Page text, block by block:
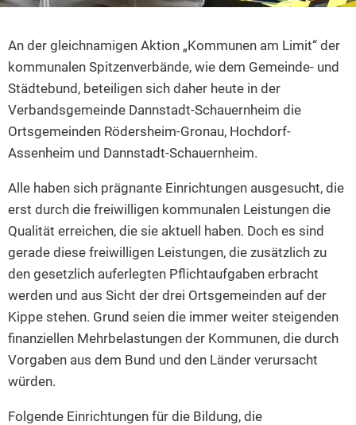
An der gleichnamigen Aktion „Kommunen am Limit“ der
kommunalen Spitzenverbände, wie dem Gemeinde- und
Städtebund, beteiligen sich daher heute in der
Verbandsgemeinde Dannstadt-Schauernheim die
Ortsgemeinden Rödersheim-Gronau, Hochdorf-
Assenheim und Dannstadt-Schauernheim.
Alle haben sich prägnante Einrichtungen ausgesucht, die
erst durch die freiwilligen kommunalen Leistungen die
Qualität erreichen, die sie aktuell haben. Doch es sind
gerade diese freiwilligen Leistungen, die zusätzlich zu
den gesetzlich auferlegten Pflichtaufgaben erbracht
werden und aus Sicht der drei Ortsgemeinden auf der
Kippe stehen. Grund seien die immer weiter steigenden
finanziellen Mehrbelastungen der Kommunen, die durch
Vorgaben aus dem Bund und den Länder verursacht
würden.
Folgende Einrichtungen für die Bildung, die